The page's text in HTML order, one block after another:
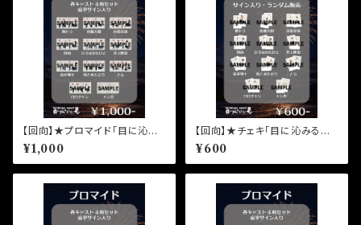
【回向】★プロマイド「目に沁み
るんだ、夏。」柳沢奈緒
¥1,000
【回向】★チェキ「目に沁みるん
だ、夏。」柳沢奈緒
¥600